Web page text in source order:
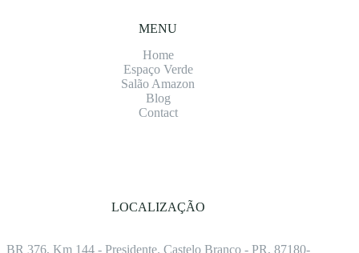
MENU
Home
Espaço Verde
Salão Amazon
Blog
Contact
LOCALIZAÇÃO
BR 376, Km 144 - Presidente. Castelo Branco - PR, 87180-